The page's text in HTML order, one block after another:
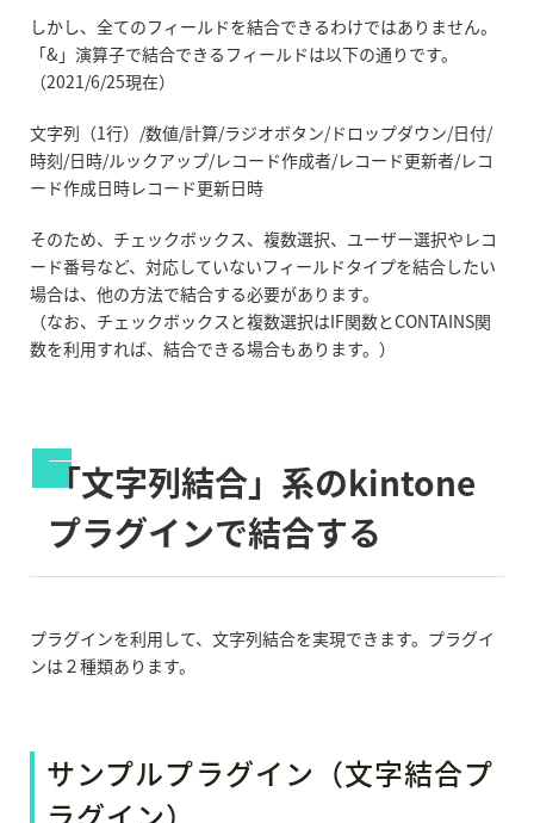
しかし、全てのフィールドを結合できるわけではありません。
「&」演算子で結合できるフィールドは以下の通りです。
（2021/6/25現在）
文字列（1行）/数値/計算/ラジオボタン/ドロップダウン/日付/
時刻/日時/ルックアップ/レコード作成者/レコード更新者/レコ
ード作成日時レコード更新日時
そのため、チェックボックス、複数選択、ユーザー選択やレコ
ード番号など、対応していないフィールドタイプを結合したい
場合は、他の方法で結合する必要があります。
（なお、チェックボックスと複数選択はIF関数とCONTAINS関
数を利用すれば、結合できる場合もあります。）
「文字列結合」系のkintone
プラグインで結合する
プラグインを利用して、文字列結合を実現できます。プラグイ
ンは２種類あります。
サンプルプラグイン（文字結合プ